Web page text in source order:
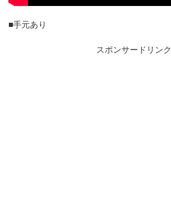
■手元あり
スポンサードリンク